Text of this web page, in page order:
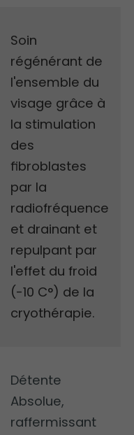
Soin
régénérant de
l'ensemble du
visage grâce à
la stimulation
des
fibroblastes
par la
radiofréquence
et drainant et
repulpant par
l'effet du froid
(-10 C°) de la
cryothérapie.
Détente
Absolue,
raffermissant